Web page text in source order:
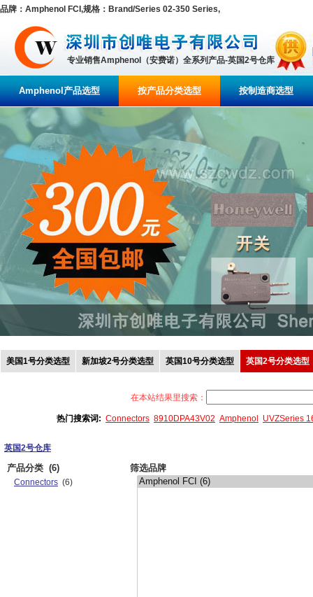
品牌：Amphenol FCI,规格：Brand/Series 02-350 Series,
专业销售Amphenol（安费诺）全系列产品-英国2号仓库
Amphenol产品选型 按产品分类选型 按制造商选型
美国1号分类选型 新加坡2号分类选型 英国10号分类选型 英国2号分类选型
在本站结果里搜索：
热门搜索词: Connectors 8910DPA43V02 Amphenol UVZSeries
英国2号仓库
产品分类 (6)
Connectors (6)
筛选品牌